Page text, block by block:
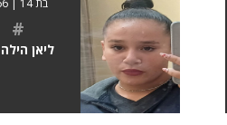
בת 14 | 166
#
ליאן הילה